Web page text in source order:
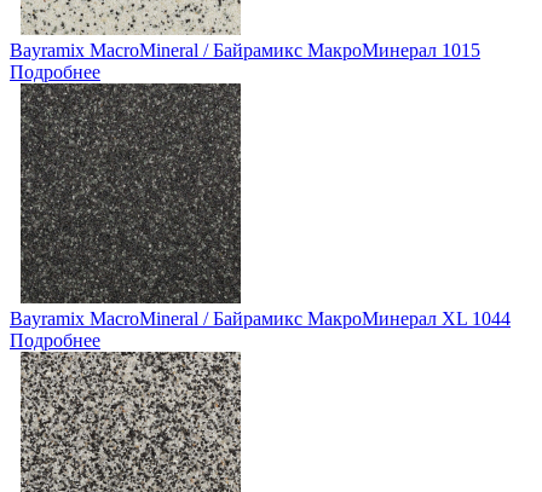
Bayramix MacroMineral / Байрамикс МакроМинерал 1015
Подробнее
Bayramix MacroMineral / Байрамикс МакроМинерал XL 1044
Подробнее